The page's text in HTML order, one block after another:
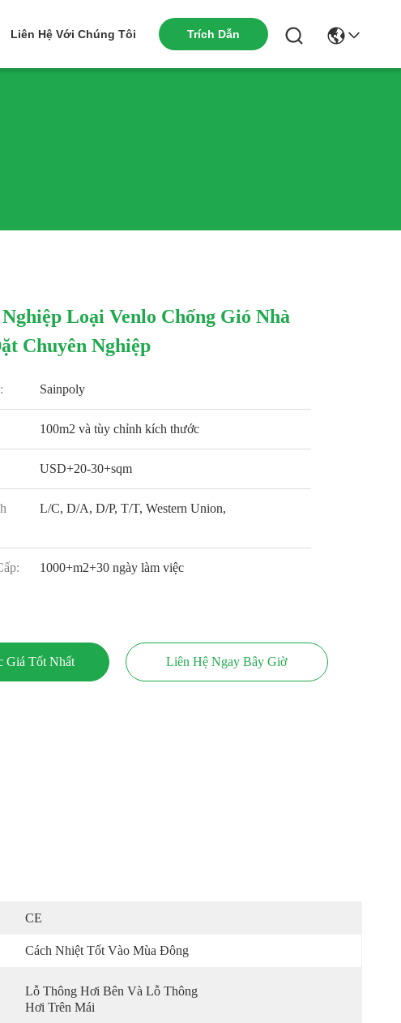
Liên Hệ Với Chúng Tôi Trích Dẫn
Loại Venlo Chống Gió Nhà
Chuyên Nghiệp
Sainpoly
100m2 và tùy chỉnh kích thước
USD+20-30+sqm
L/C, D/A, D/P, T/T, Western Union,
1000+m2+30 ngày làm việc
Giá Tốt Nhất Liên Hệ Ngay Bây Giờ
CE
Cách Nhiệt Tốt Vào Mùa Đông
Lỗ Thông Hơi Bên Và Lỗ Thông
Hơi Trên Mái